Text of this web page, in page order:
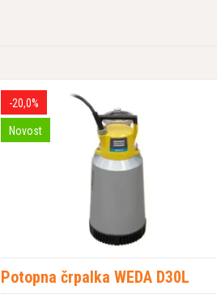
-20,0%
Novost
Potopna črpalka WEDA D30L